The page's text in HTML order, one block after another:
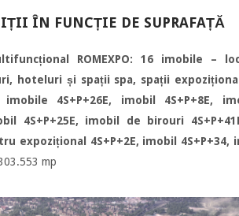
ÎN FUNCȚIE DE SUPRAFAȚĂ
ROMEXPO: 16 imobile –
hoteluri și spații spa, spații
imobile 4S+P+26E, imobil 4S+P+8E,
4S+P+25E, imobil de birouri
expozițional 4S+P+2E, imobil 4S+P+34,
mp